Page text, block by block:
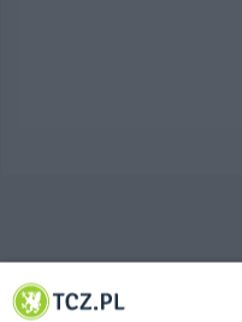
© 2001-2026 Tczew - TCZ.PL Sp.